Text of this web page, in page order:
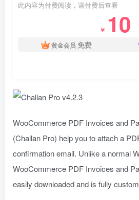
此内容为付费阅读，请付费后查看
￥ 10
黄金会员 免费
WooCommerce PDF Invoices and
(Challan Pro) help you to attach a
confirmation email. Unlike a normal
WooCommerce PDF Invoices and
easily downloaded and is fully